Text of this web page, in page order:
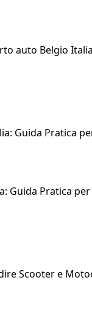
auto Belgio Italia
Guida Pratica per